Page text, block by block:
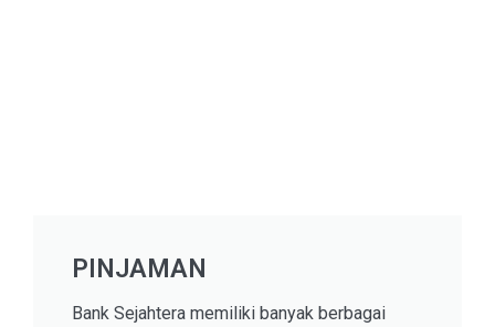
PINJAMAN
Bank Sejahtera memiliki banyak berbagai